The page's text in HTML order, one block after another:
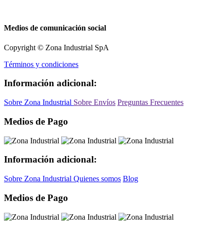
Medios de comunicación social
Copyright © Zona Industrial SpA
Términos y condiciones
Información adicional:
Sobre Zona Industrial Sobre Envíos Preguntas Frecuentes
Medios de Pago
Información adicional:
Sobre Zona Industrial Quienes somos Blog
Medios de Pago